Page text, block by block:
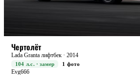
Чертолёт
Lada Granta лифтбек · 2014
104 л.с. · замер
1 фото
Evg666